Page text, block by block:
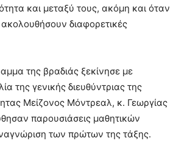
και μεταξύ τους, ακόμη και όταν
ακολουθήσουν διαφορετικές
της βραδιάς ξεκίνησε με
της γενικής διευθύντριας της
Μείζονος Μόντρεαλ, κ. Γεωργίας
παρουσιάσεις μαθητικών
των πρώτων της τάξης.